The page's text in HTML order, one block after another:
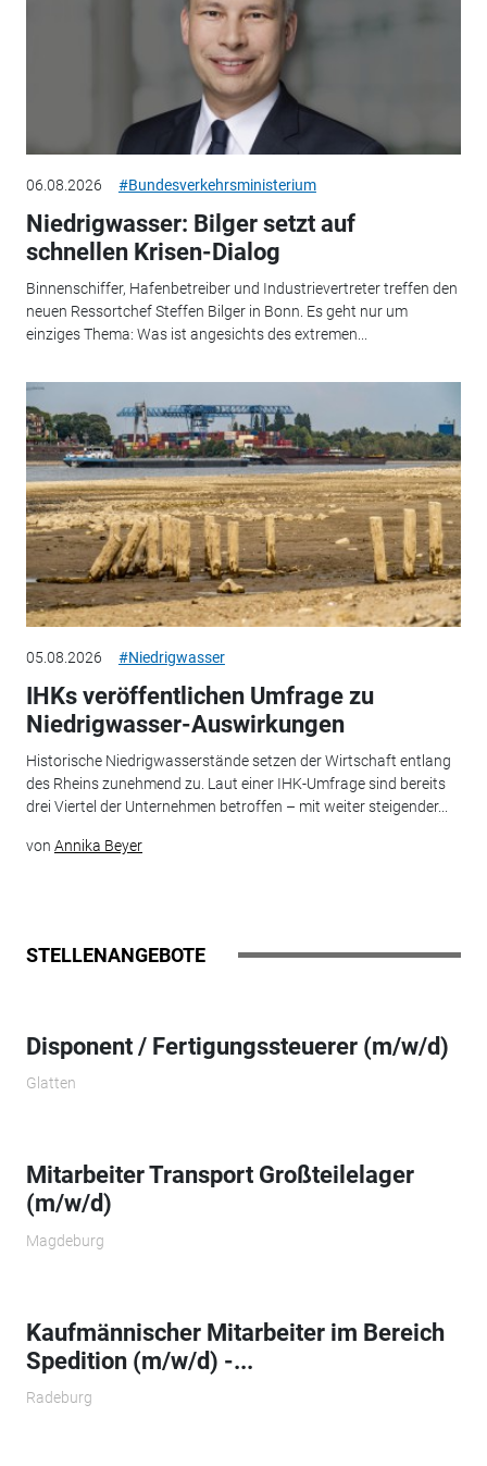
06.08.2026 #Bundesverkehrsministerium
Niedrigwasser: Bilger setzt auf
schnellen Krisen-Dialog
Binnenschiffer, Hafenbetreiber und Industrievertreter treffen den
neuen Ressortchef Steffen Bilger in Bonn. Es geht nur um
einziges Thema: Was ist angesichts des extremen...
05.08.2026 #Niedrigwasser
IHKs veröffentlichen Umfrage zu
Niedrigwasser-Auswirkungen
Historische Niedrigwasserstände setzen der Wirtschaft entlang
des Rheins zunehmend zu. Laut einer IHK-Umfrage sind bereits
drei Viertel der Unternehmen betroffen – mit weiter steigender...
von Annika Beyer
STELLENANGEBOTE
Disponent / Fertigungssteuerer (m/w/d)
Glatten
Mitarbeiter Transport Großteilelager
(m/w/d)
Magdeburg
Kaufmännischer Mitarbeiter im Bereich
Spedition (m/w/d) -...
Radeburg